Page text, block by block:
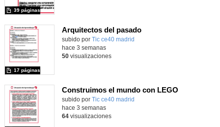
39 páginas
Arquitectos del pasado
subido por Tic ce40 madrid
17 páginas
hace 3 semanas
50visualizaciones
Construimos el mundo con LEGO
subido por Tic ce40 madrid
hace 3 semanas
64visualizaciones